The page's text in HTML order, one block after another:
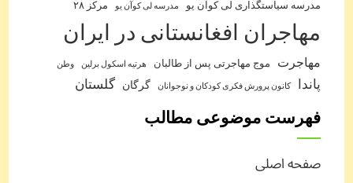
مدرسه سیاستگذاری لی کوآن یو مدرسه لی کوآن یو مرکز ۲۸
مهاجران افغانستانی در ایران
مهاجرت موج مهاجرتی پس از طالبان هرتیه اسکول برلین وطن
پاندا کانون پرورش فکری کودکان و نوجوانان گرگان گلستان
فهرست موضوعی مطالب
صفحه اصلی